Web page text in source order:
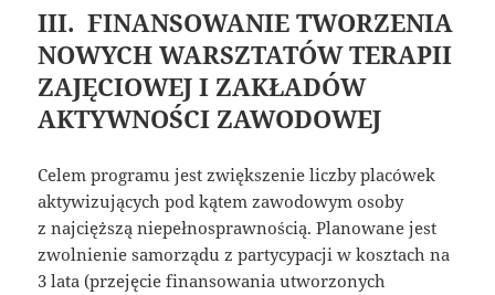
III. FINANSOWANIE TWORZENIA
NOWYCH WARSZTATÓW TERAPII
ZAJĘCIOWEJ I ZAKŁADÓW
AKTYWNOŚCI ZAWODOWEJ
Celem programu jest zwiększenie liczby placówek
aktywizujących pod kątem zawodowym osoby
z najcięższą niepełnosprawnością. Planowane jest
zwolnienie samorządu z partycypacji w kosztach na
3 lata (przejęcie finansowania utworzonych